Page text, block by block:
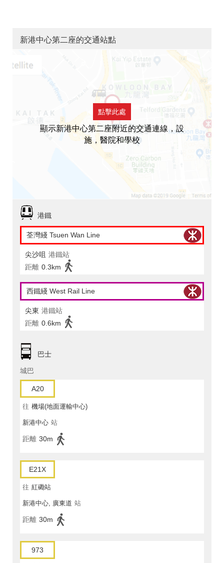
新港中心第二座的交通站點
點擊此處
顯示新港中心第二座附近的交通連線，設
施，醫院和學校
港鐵
荃灣綫 Tsuen Wan Line
尖沙咀 港鐵站
距離 0.3km
西鐵綫 West Rail Line
尖東 港鐵站
距離 0.6km
巴士
城巴
A20
往 機場(地面運輸中心)
新港中心 站
距離 30m
E21X
往 紅磡站
新港中心, 廣東道 站
距離 30m
973